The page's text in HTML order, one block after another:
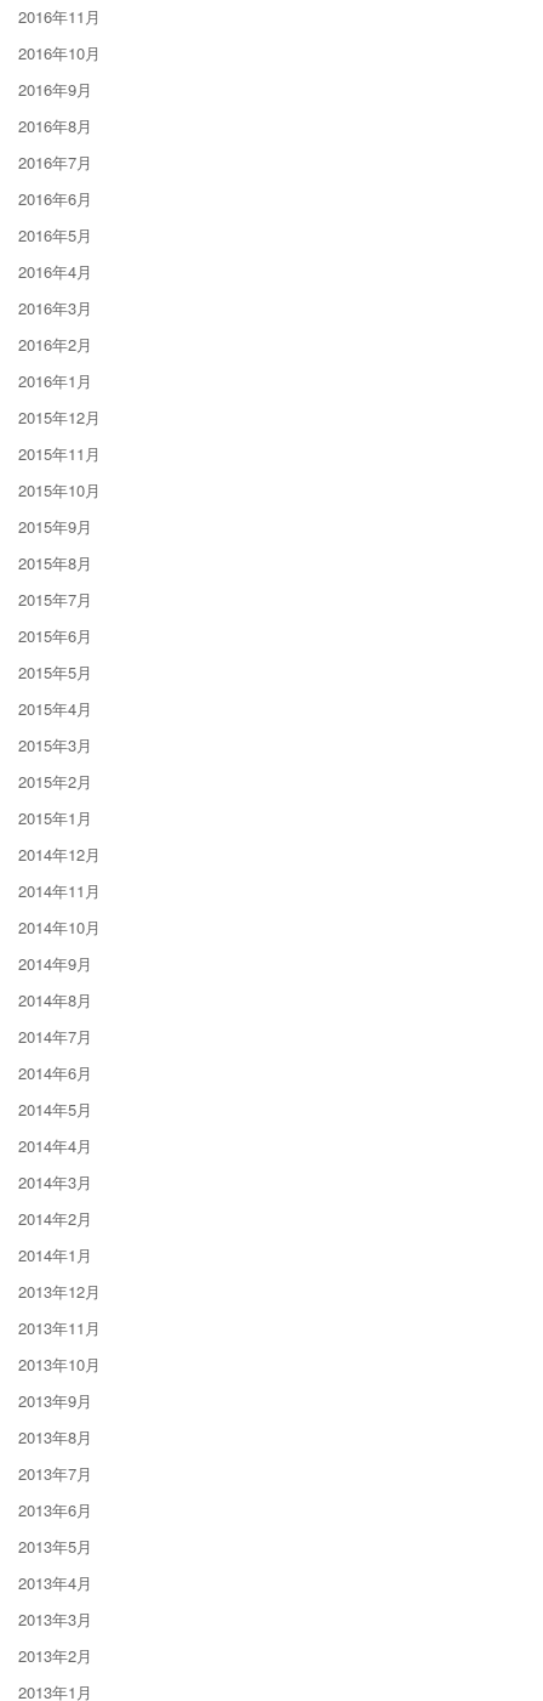
2016年11月
2016年10月
2016年9月
2016年8月
2016年7月
2016年6月
2016年5月
2016年4月
2016年3月
2016年2月
2016年1月
2015年12月
2015年11月
2015年10月
2015年9月
2015年8月
2015年7月
2015年6月
2015年5月
2015年4月
2015年3月
2015年2月
2015年1月
2014年12月
2014年11月
2014年10月
2014年9月
2014年8月
2014年7月
2014年6月
2014年5月
2014年4月
2014年3月
2014年2月
2014年1月
2013年12月
2013年11月
2013年10月
2013年9月
2013年8月
2013年7月
2013年6月
2013年5月
2013年4月
2013年3月
2013年2月
2013年1月